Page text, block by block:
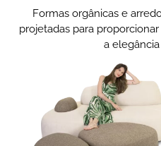
Formas orgânicas e
projetadas para
a